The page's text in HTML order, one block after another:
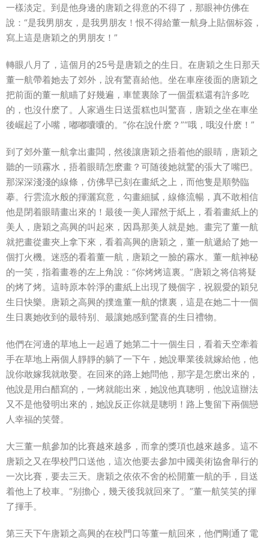
一樣淡定。到是他身邊的唐穎之得意的不得了，那眼神仿佛在
說：“是我男朋友，是我男朋友！恨不得給董一航身上貼個标簽，
寫上這是唐穎之的男朋友！”
轉眼八月了，這個月的25号是唐穎之的生日。在唐穎之生日那天
董一航帶着她去了郊外，說有驚喜給他。坐在車座後面的唐穎之
把前面的董一航瞄了好幾遍，車筐裏除了一個蛋糕還有許多吃
的，也沒什麽了。人家過生日送蛋糕也叫驚喜，唐穎之坐在車坐
後崛起了小嘴，嘟嘟囔囔的。“你在說什麽？”“哦，哦沒什麽！”
到了郊外董一航拿出畫闆，然後讓唐穎之捂着他的眼睛，唐穎之
聽的一頭霧水，捂着眼睛怎麽畫？可随後她就驚的張大了嘴巴。
那深深淺淺的線條，仿佛早已刻在畫紙之上，而他隻是順勢臨
摹。行雲流水般的揮灑寫意，勾畫細膩，線條流暢，真不敢相信
他是閉着眼睛畫出來的！最後一美人躍然于紙上，看着畫紙上的
美人，唐穎之高興的叫起來，因爲那美人就是她。畫完了董一航
就把畫從畫夾上拿下來，看着高興的唐穎之，董一航遞給了她一
個打火機。迷惑的看着董一航，唐穎之一臉的霧水。董一航神秘
的一笑，指着畫卷的左上角說：“你烤烤這裏。”唐穎之将信将疑
的烤了烤。這時原本幹淨的畫紙上出現了幾個字，祝親愛的穎兒
生日快樂。唐穎之高興的撲進董一航的懷裏，這是在她二十一個
生日裏她收到的最特别、最讓她感到驚喜的生日禮物。
他們在河邊的草地上一起過了她第二十一個生日，看着天空牽着
手在草地上兩個人靜靜的躺了一下午，她說畢業後就嫁給他，他
說你敢嫁我就敢娶。在回來的路上她問他，那字是怎麽出來的，
他說是用白醋寫的，一烤就能出來，她說他真聰明，他說這辦法
又不是他發明出來的，她說反正你就是聰明！路上隻留下兩個戀
人幸福的笑聲。
大三董一航參加的比賽越來越多，而拿的獎項也越來越多。這不
唐穎之又在學校門口送他，這次他要去參加中國美術協會舉行的
一次比賽，要去三天。唐穎之依依不舍的松開董一航的手，目送
着他上了校車。“别擔心，幾天後我就回來了。”董一航笑笑的揮
了揮手。
第三天下午唐穎之高興的在校門口等董一航回來，他們剛通了電